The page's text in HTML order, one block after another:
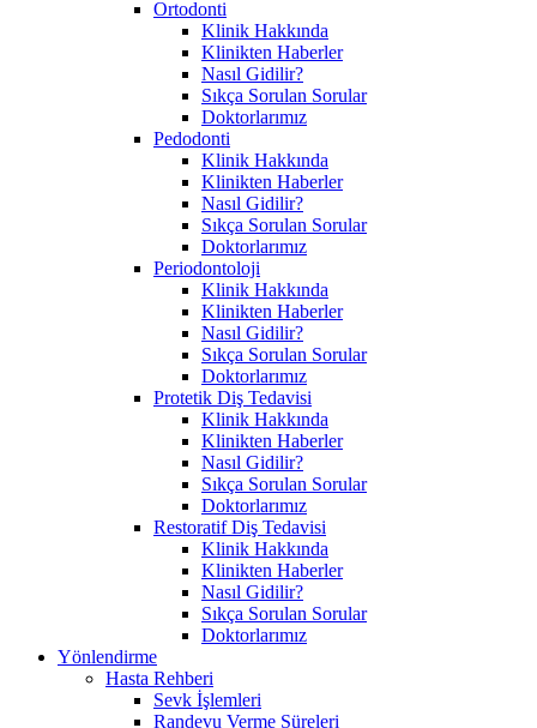
Ortodonti
Klinik Hakkında
Klinikten Haberler
Nasıl Gidilir?
Sıkça Sorulan Sorular
Doktorlarımız
Pedodonti
Klinik Hakkında
Klinikten Haberler
Nasıl Gidilir?
Sıkça Sorulan Sorular
Doktorlarımız
Periodontoloji
Klinik Hakkında
Klinikten Haberler
Nasıl Gidilir?
Sıkça Sorulan Sorular
Doktorlarımız
Protetik Diş Tedavisi
Klinik Hakkında
Klinikten Haberler
Nasıl Gidilir?
Sıkça Sorulan Sorular
Doktorlarımız
Restoratif Diş Tedavisi
Klinik Hakkında
Klinikten Haberler
Nasıl Gidilir?
Sıkça Sorulan Sorular
Doktorlarımız
Yönlendirme
Hasta Rehberi
Sevk İşlemleri
Randevu Verme Süreleri